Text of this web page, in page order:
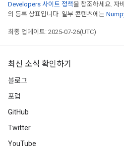
Developers 사이트 정책을 참조하세요. 자
의 등록 상표입니다. 일부 콘텐츠에는
최종 업데이트: 2025-07-26(UTC)
최신 소식 확인하기
블로그
포럼
GitHub
Twitter
YouTube